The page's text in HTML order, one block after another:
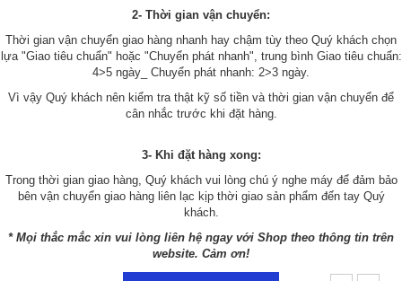
2- Thời gian vận chuyển:
Thời gian vận chuyển giao hàng nhanh hay chậm tùy theo Quý khách chọn
lựa "Giao tiêu chuẩn" hoặc "Chuyển phát nhanh", trung bình Giao tiêu chuẩn:
4>5 ngày_ Chuyển phát nhanh: 2>3 ngày.
Vì vậy Quý khách nên kiểm tra thật kỹ số tiền và thời gian vận chuyển để
cân nhắc trước khi đặt hàng.
3- Khi đặt hàng xong:
Trong thời gian giao hàng, Quý khách vui lòng chú ý nghe máy để đảm bảo
bên vận chuyển giao hàng liên lạc kịp thời giao sản phẩm đến tay Quý
khách.
* Mọi thắc mắc xin vui lòng liên hệ ngay với Shop theo thông tin trên
website. Cảm ơn!